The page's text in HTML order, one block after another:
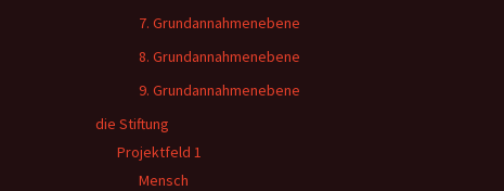
7. Grundannahmenebene
8. Grundannahmenebene
9. Grundannahmenebene
die Stiftung
Projektfeld 1
Mensch